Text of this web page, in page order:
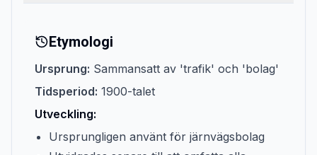
Etymologi
Ursprung: Sammansatt av 'trafik' och 'bolag'
Tidsperiod: 1900-talet
Utveckling:
Ursprungligen använt för järnvägsbolag